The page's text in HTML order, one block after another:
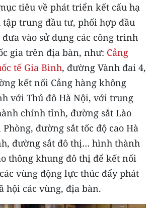
tiêu về phát triển kết cấu hạ
tập trung đầu tư, phối hợp đầu
vào sử dụng các công trình
gia trên địa bàn, như: Cảng
tế Gia Bình, đường Vành đai 4,
kết nối Cảng hàng không
với Thủ đô Hà Nội, với trung
chính tỉnh, đường sắt Lào
đường sắt tốc độ cao Hà
đường sắt đô thị… hình thành
thông khung đô thị để kết nối
vùng động lực thúc đẩy phát
hội các vùng, địa bàn.